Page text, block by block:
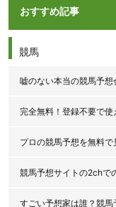
おすすめ記事
競馬
嘘のない本当の競馬予
完全無料！登録不要で使
プロの競馬予想を無料で
競馬予想サイトの2chで
すごい予想家は誰？競馬